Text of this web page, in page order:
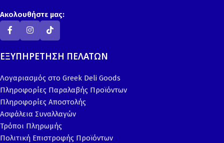
Ακολουθήστε μας:
ΕΞΥΠΗΡΕΤΗΣΗ ΠΕΛΑΤΩΝ
Λογαριασμός στο Greek Deli Goods
Πληροφορίες Παραλαβής Προϊόντων
Πληροφορίες Αποστολής
Ασφάλεια Συναλλαγών
Τρόποι Πληρωμής
Πολιτική Επιστροφής Προϊόντων